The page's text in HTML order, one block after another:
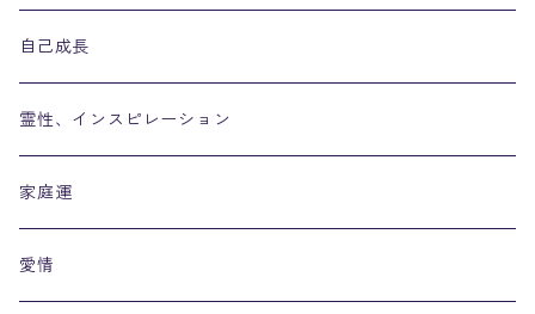
自己成長
霊性、インスピレーション
家庭運
愛情